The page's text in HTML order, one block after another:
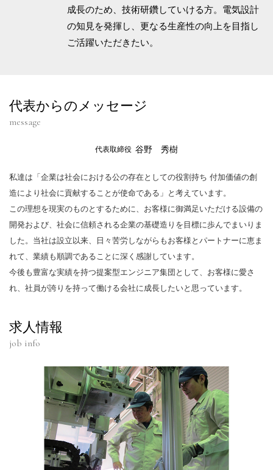
成長のため、技術研鑽していける方。電気設計
の知見を発揮し、更なる生産性の向上を目指し
ご活躍いただきたい。
代表からのメッセージ
message
代表取締役 谷野 秀樹
私達は「企業は社会における公の存在としての役割持ち 付加価値の創
造により社会に貢献することが使命である」と考えています。
この理想を現実のものとするために、お客様に御満足いただける設備の
開発および、社会に信頼される企業の基礎造りを目標に歩んでまいりま
した。当社は設立以来、日々苦労しながらもお客様とパートナーに恵ま
れて、業績も順調であることに深く感謝しています。
今後も豊富な実績を持つ提案型エンジニア集団として、お客様に愛さ
れ、社員が誇りを持って働ける会社に成長したいと思っています。
求人情報
job info